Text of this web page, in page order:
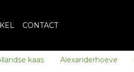
CONTACT
kaas Alexanderhoeve